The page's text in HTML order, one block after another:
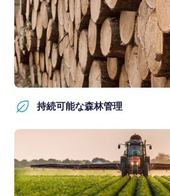
持続可能な森林管理